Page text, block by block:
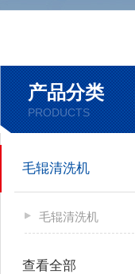
产品分类
PRODUCTS
毛辊清洗机
毛辊清洗机
查看全部